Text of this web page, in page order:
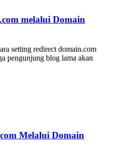
melalui Domain
setting redirect domain.com
pengunjung blog lama akan
Melalui Domain